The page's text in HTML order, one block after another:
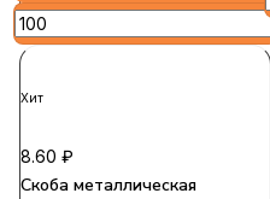
Хит
8.60 ₽
Скоба металлическая